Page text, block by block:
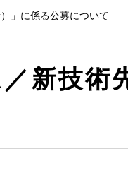
」に係る公募について
新技術